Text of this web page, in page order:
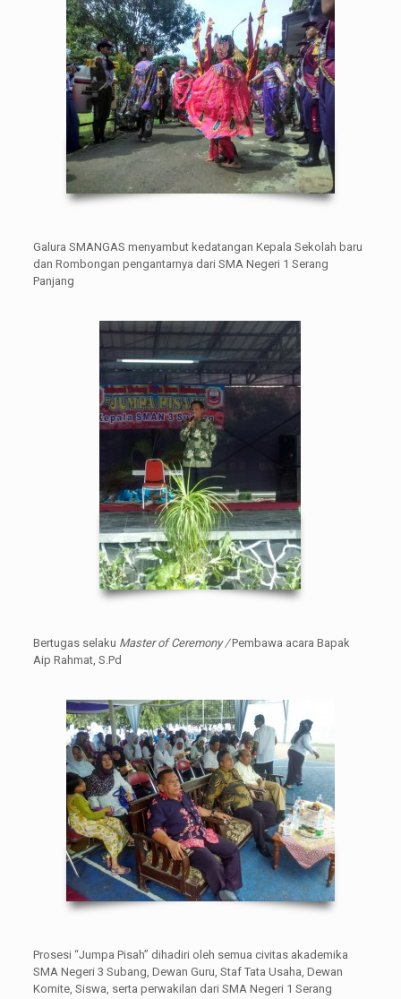
Galura SMANGAS menyambut kedatangan Kepala Sekolah baru
dan Rombongan pengantarnya dari SMA Negeri 1 Serang
Panjang
Bertugas selaku Master of Ceremony /Pembawa acara Bapak
Aip Rahmat, S.Pd
Prosesi “Jumpa Pisah” dihadiri oleh semua civitas akademika
SMA Negeri 3 Subang, Dewan Guru, Staf Tata Usaha, Dewan
Komite, Siswa, serta perwakilan dari SMA Negeri 1 Serang